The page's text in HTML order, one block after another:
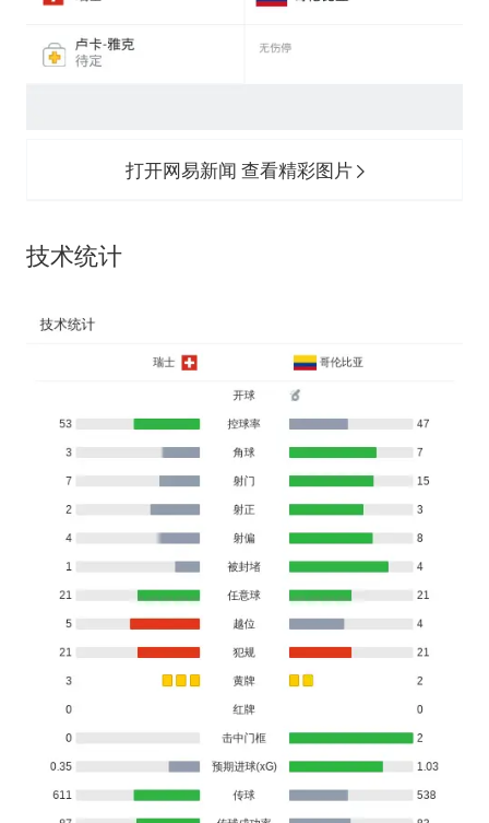
打开网易新闻 查看精彩图片
技术统计